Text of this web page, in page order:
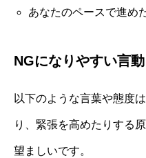
あなたのペースで進め
NGになりやすい言
以下のような言葉や態度
り、緊張を高めたりする
望ましいです。